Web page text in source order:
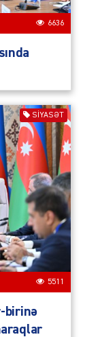
6636
SIYASƏT
5511
birinə